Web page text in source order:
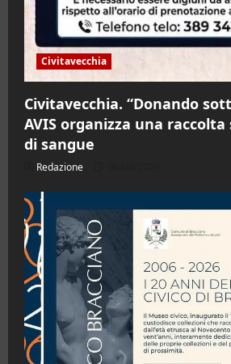
Civitavecchia
Civitavecchia. “Donando
AVIS organizza una
di sangue
Redazione